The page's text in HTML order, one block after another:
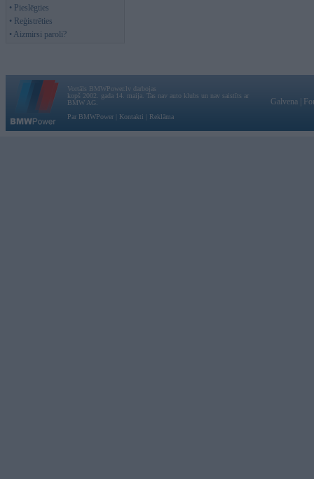
• Pieslēgties
• Reģistrēties
• Aizmirsi paroli?
Vortāls BMWPower.lv darbojas
kopš 2002. gada 14. maija. Tas nav auto klubs un nav saistīts ar
BMW AG.
Par BMWPower
Kontakti Reklāma
Galvena